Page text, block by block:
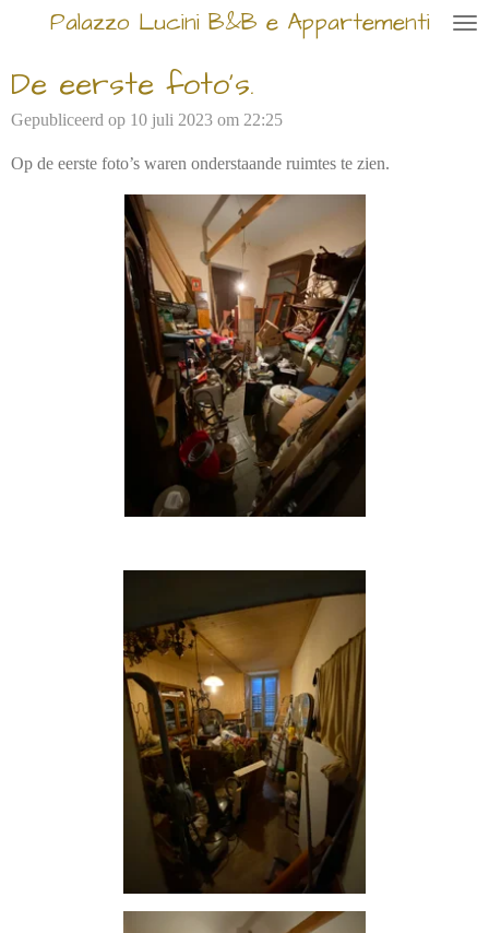
naar
hoofdinhoud
Palazzo Lucini B&B e Appartementi
De eerste foto's.
Gepubliceerd op 10 juli 2023 om 22:25
Op de eerste foto’s waren onderstaande ruimtes te zien.